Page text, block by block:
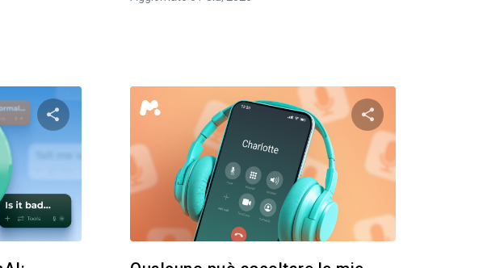
Condividi questo articolo
Twitter Copia link
Condividi questo
Twitter